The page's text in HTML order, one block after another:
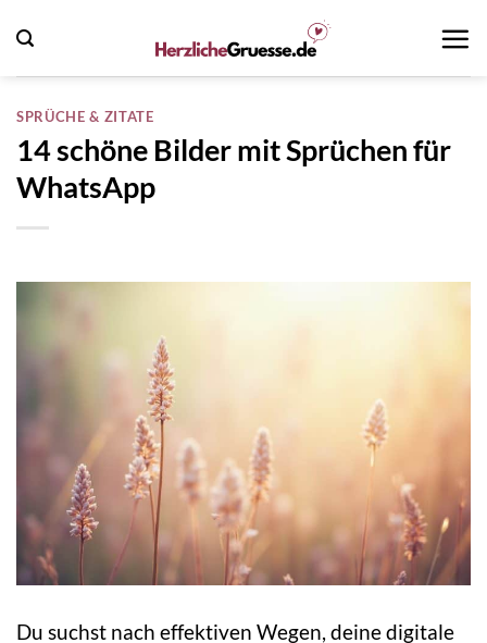
Inhalt
springen
SPRÜCHE & ZITATE
14 schöne Bilder mit Sprüchen für
WhatsApp
Du suchst nach effektiven Wegen, deine digitale